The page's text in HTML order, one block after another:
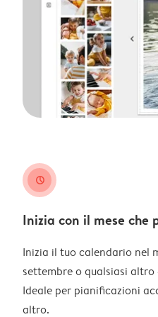
clock
Inizia con il mese che
Inizia il tuo calendario nel
settembre o qualsiasi altro
Ideale per pianificazioni
altro.